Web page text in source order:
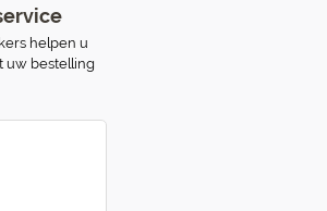
helpen u
uw bestelling